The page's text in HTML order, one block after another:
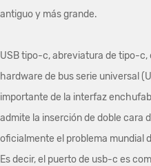
antiguo y más grande.
USB tipo-c, abreviatura de tipo-
hardware de bus serie universal
importante de la interfaz
admite la inserción de doble cara
oficialmente el problema mundial
Es decir, el puerto de usb-c es